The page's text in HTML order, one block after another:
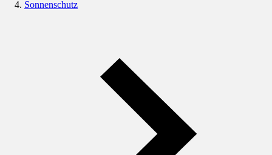
Sonnenschutz